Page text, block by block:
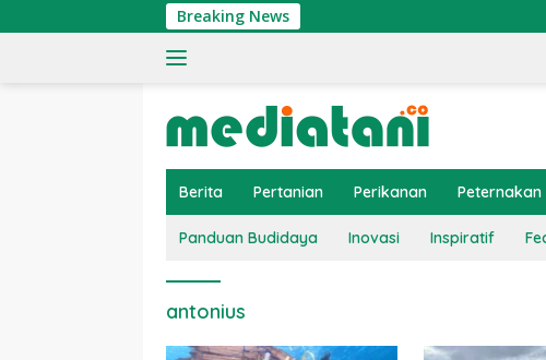
ke
Breaking News
Berita Pertanian Perikanan Peternakan
Panduan Budidaya Inovasi Inspiratif
antonius